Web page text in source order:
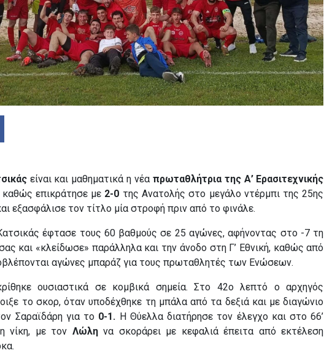
είναι και μαθηματικά η νέα πρωταθλήτρια της Α’ Ερασιτεχνικής
καθώς επικράτησε με 2-0 της Ανατολής στο μεγάλο ντέρμπι της 25ης
εξασφάλισε τον τίτλο μία στροφή πριν από το φινάλε.
έφτασε τους 60 βαθμούς σε 25 αγώνες, αφήνοντας στο -7 τη
και «κλείδωσε» παράλληλα και την άνοδο στη Γ’ Εθνική, καθώς από
αγώνες μπαράζ για τους πρωταθλητές των Ενώσεων.
ουσιαστικά σε κομβικά σημεία. Στο 42ο λεπτό ο αρχηγός
το σκορ, όταν υποδέχθηκε τη μπάλα από τα δεξιά και με διαγώνιο
Σαραϊδάρη για το 0-1. Η Θύελλα διατήρησε τον έλεγχο και στο 66’
νίκη, με τον Λώληνα σκοράρει με κεφαλιά έπειτα από εκτέλεση